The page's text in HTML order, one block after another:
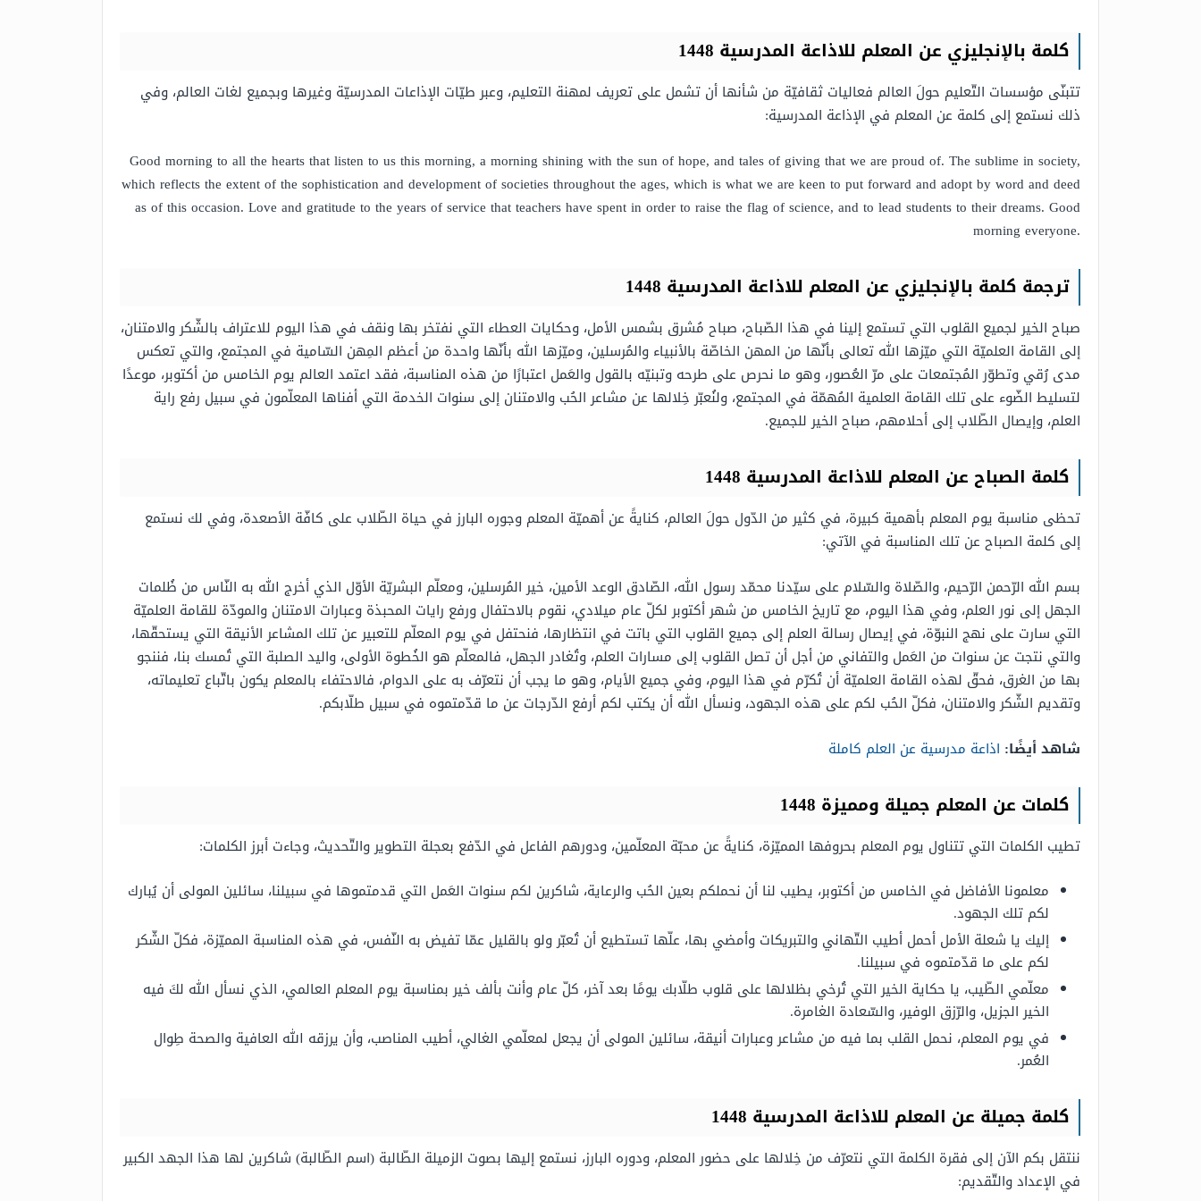
كلمة بالإنجليزي عن المعلم للاذاعة المدرسية 1448
تتبنّى مؤسسات التّعليم حولَ العالم فعاليات ثقافيّة من شأنها أن تشمل على تعريف لمهنة التعليم، وعبر طيّات الإذاعات المدرسيّة وغيرها وبجميع لغات العالم، وفي
ذلك نستمع إلى كلمة عن المعلم في الإذاعة المدرسية:
Good morning to all the hearts that listen to us this morning, a morning shining with the sun of hope, and tales of giving that we are proud of. The sublime in society,
which reflects the extent of the sophistication and development of societies throughout the ages, which is what we are keen to put forward and adopt by word and deed
as of this occasion. Love and gratitude to the years of service that teachers have spent in order to raise the flag of science, and to lead students to their dreams. Good
morning everyone.
ترجمة كلمة بالإنجليزي عن المعلم للاذاعة المدرسية 1448
صباح الخير لجميع القلوب التي تستمع إلينا في هذا الصّباح، صباح مُشرق بشمس الأمل، وحكايات العطاء التي نفتخر بها ونقف في هذا اليوم للاعتراف بالشّكر والامتنان،
إلى القامة العلميّة التي ميّزها الله تعالى بأنّها من المهن الخاصّة بالأنبياء والمُرسلين، وميّزها الله بأنّها واحدة من أعظم المِهن السّامية في المجتمع، والتي تعكس
مدى رُقي وتطوّر المُجتمعات على مرّ العُصور، وهو ما نحرص على طرحه وتبنيّه بالقول والعَمل اعتبارًا من هذه المناسبة، فقد اعتمد العالم يوم الخامس من أكتوبر، موعدًا
لتسليط الضّوء على تلك القامة العلمية المُهمّة في المجتمع، ولنُعبّر خِلالها عن مشاعر الحُب والامتنان إلى سنوات الخدمة التي أفناها المعلّمون في سبيل رفع راية
العلم، وإيصال الطّلاب إلى أحلامهم، صباح الخير للجميع.
كلمة الصباح عن المعلم للاذاعة المدرسية 1448
تحظى مناسبة يوم المعلم بأهمية كبيرة، في كثير من الدّول حولَ العالم، كنايةً عن أهميّة المعلم وجوره البارز في حياة الطّلاب على كافّة الأصعدة، وفي لك نستمع
إلى كلمة الصباح عن تلك المناسبة في الآتي:
بسم الله الرّحمن الرّحيم، والصّلاة والسّلام على سيّدنا محمّد رسول الله، الصّادق الوعد الأمين، خير المُرسلين، ومعلّم البشريّة الأوّل الذي أخرج الله به النّاس من ظُلمات
الجهل إلى نور العلم، وفي هذا اليوم، مع تاريخ الخامس من شهر أكتوبر لكلّ عام ميلادي، نقوم بالاحتفال ورفع رايات المحبذة وعبارات الامتنان والمودّة للقامة العلميّة
التي سارت على نهج النبوّة، في إيصال رسالة العلم إلى جميع القلوب التي باتت في انتظارها، فنحتفل في يوم المعلّم للتعبير عن تلك المشاعر الأنيقة التي يستحقّها،
والتي نتجت عن سنوات من العَمل والتفاني من أجل أن تصل القلوب إلى مسارات العلم، وتُغادر الجهل، فالمعلّم هو الخُطوة الأولى، واليد الصلبة التي تُمسك بنا، فننجو
بها من الغرق، فحقّ لهذه القامة العلميّة أن تُكرّم في هذا اليوم، وفي جميع الأيام، وهو ما يجب أن نتعرّف به على الدوام، فالاحتفاء بالمعلم يكون باتّباع تعليماته،
وتقديم الشّكر والامتنان، فكلّ الحُب لكم على هذه الجهود، ونسأل الله أن يكتب لكم أرفع الدّرجات عن ما قدّمتموه في سبيل طلّابكم.
شاهد أيضًا: اذاعة مدرسية عن العلم كاملة
كلمات عن المعلم جميلة ومميزة 1448
تطيب الكلمات التي تتناول يوم المعلم بحروفها المميّزة، كنايةً عن محبّة المعلّمين، ودورهم الفاعل في الدّفع بعجلة التطوير والتّحديث، وجاءت أبرز الكلمات:
معلمونا الأفاضل في الخامس من أكتوبر، يطيب لنا أن نحملكم بعين الحُب والرعاية، شاكرين لكم سنوات العَمل التي قدمتموها في سبيلنا، سائلين المولى أن يُبارك
لكم تلك الجهود.
إليك يا شعلة الأمل أحمل أطيب التّهاني والتبريكات وأمضي بها، علّها تستطيع أن تُعبّر ولو بالقليل عمّا تفيض به النّفس، في هذه المناسبة المميّزة، فكلّ الشّكر
لكم على ما قدّمتموه في سبيلنا.
معلّمي الطّيب، يا حكاية الخير التي تُرخي بظلالها على قلوب طلّابك يومًا بعد آخر، كلّ عام وأنت بألف خير بمناسبة يوم المعلم العالمي، الذي نسأل الله لكَ فيه
الخير الجزيل، والرّزق الوفير، والسّعادة الغامرة.
في يوم المعلم، نحمل القلب بما فيه من مشاعر وعبارات أنيقة، سائلين المولى أن يجعل لمعلّمي الغالي، أطيب المناصب، وأن يرزقه الله العافية والصحة طِوال
العُمر.
كلمة جميلة عن المعلم للاذاعة المدرسية 1448
ننتقل بكم الآن إلى فقرة الكلمة التي نتعرّف من خِلالها على حضور المعلم، ودوره البارز، نستمع إليها بصوت الزميلة الطّالبة (اسم الطّالبة) شاكرين لها هذا الجهد الكبير
في الإعداد والتّقديم: